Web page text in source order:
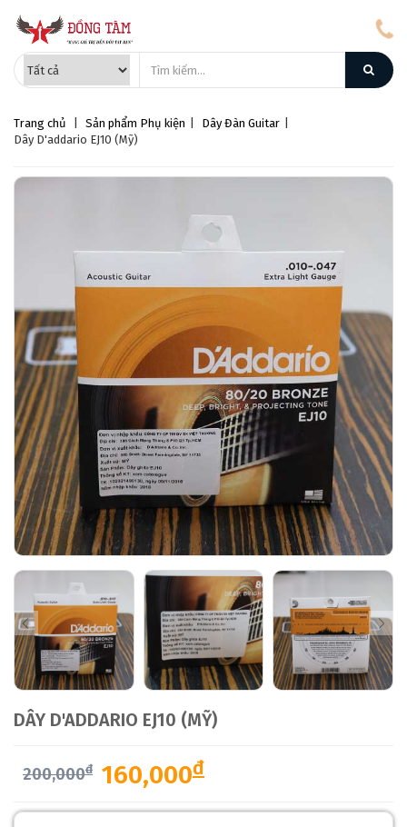
Trang chủ Sản phẩm Phụ kiện Dây Đàn Guitar
Dây D'addario EJ10 (Mỹ)
DÂY D'ADDARIO EJ10 (MỸ)
200,000đ 160,000đ